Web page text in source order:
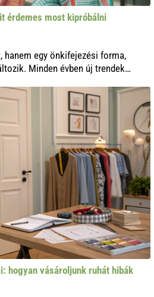
érdemes most kipróbálni
hanem egy önkifejezési forma,
Minden évben új trendek
hogyan vásároljunk ruhát hibák